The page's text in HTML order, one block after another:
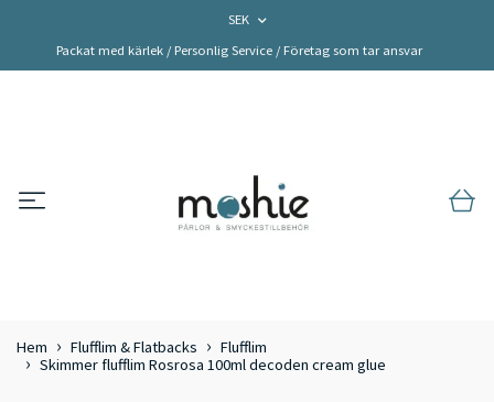
SEK
Packat med kärlek / Personlig Service / Företag som tar ansvar
Hem Flufflim & Flatbacks
Flufflim
Skimmer flufflim Rosrosa 100ml decoden cream glue